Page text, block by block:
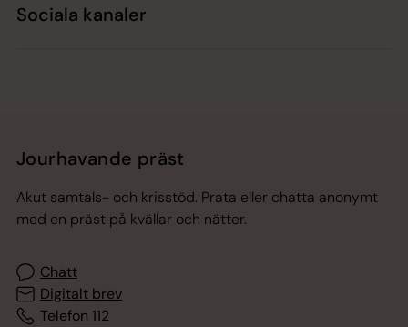
Sociala kanaler
Jourhavande präst
Akut samtals- och krisstöd. Prata eller chatta anonymt
med en präst på kvällar och nätter.
Chatt
Digitalt brev
Telefon 112